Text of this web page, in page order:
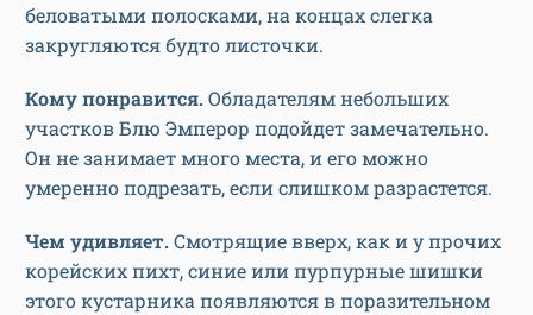
беловатыми полосками, на концах слегка
закругляются будто листочки.
Кому понравится.Обладателям небольших
участков Блю Эмперор подойдет замечательно.
Он не занимает много места, и его можно
умеренно подрезать, если слишком разрастется.
Чем удивляет.Смотрящие вверх, как и у прочих
корейских пихт, синие или пурпурные шишки
этого кустарника появляются в поразительном